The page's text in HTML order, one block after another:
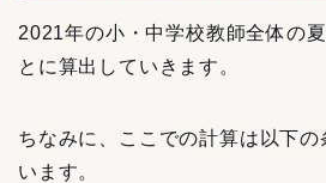
2021年の小・中学校教師全体の
とに算出していきます。
ちなみに、ここでの計算は以下の
います。